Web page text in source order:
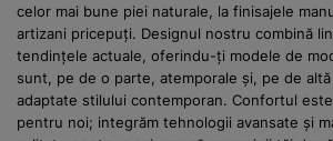
celor mai bune piei naturale, la finisajele
artizani pricepuți. Designul nostru combină
tendințele actuale, oferindu-ți modele de
sunt, pe de o parte, atemporale și, pe de
adaptate stilului contemporan. Confortul
pentru noi; integrăm tehnologii avansate și